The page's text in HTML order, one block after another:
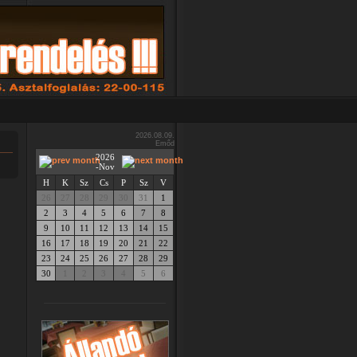
2026.08.09.
Emőd
2026
-Nov
H
K Sz Cs P Sz
V
31
1
2
3 4 5 6 7
8
9
10 11 12 13 14
15
16
17 18 19 20 21
22
23
24 25 26 27 28
29
30
5 6